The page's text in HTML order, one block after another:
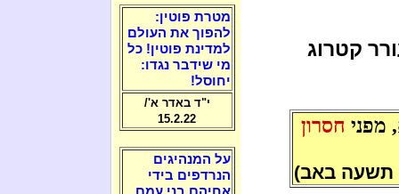
קטרוג
מפני חסרון
תשעה באב)
מטרת פוטין:
להפוך את העולם
למדינת פוטין! כל
מי שידבר נגדו:
יחוסל!
י"ד באדר א'/
15.2.22
על המנהיגים
הנרדפים בידי